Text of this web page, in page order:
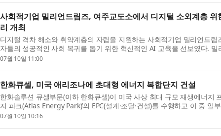
사회적기업 밀리언드림즈, 여주교도소에서 디지털 소외계층 위
리 개최
디지털 격차 해소와 취약계층의 자립을 지원하는 사회적기업 밀리언드림
자들의 성공적인 사회 복귀를 돕기 위한 혁신적인 AI 교육을 선보였다.
주교도소에서 수용자들을 대상으로 디지털 역량 강화...
07월 10일 11:00
한화큐셀, 미국 애리조나에 초대형 에너지 복합단지 건설
한화솔루션 큐셀부문(이하 한화큐셀)이 미국 사상 최대 규모 재생에너지
지 파크(Atlas Energy Park)’의 EPC(설계·조달·건설)를 수행하고 이 중 일
애리조나주 라 파즈(La Paz) 카운티에 위치한 아...
07월 10일 10:16